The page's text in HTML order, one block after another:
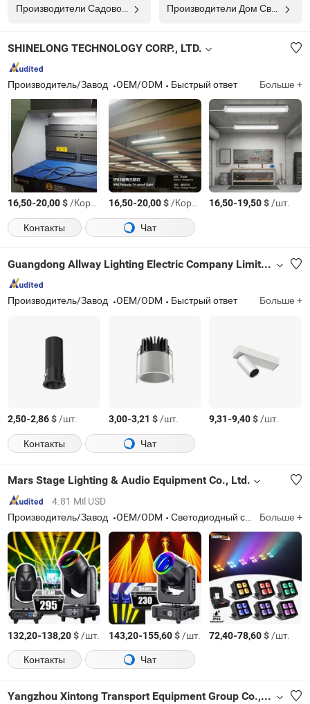
Производители Садовое Освещение Производители Дом Света
SHINELONG TECHNOLOGY CORP., LTD.
Производитель/Завод OEM/ODM Быстрый ответ Больше +
16,50-20,00$/Коробка 16,50-20,00$/Коробка 16,50-19,50$/шт.
Контакты
Чат
Guangdong Allway Lighting Electric Company Limited
Производитель/Завод OEM/ODM Быстрый ответ Больше +
2,50-2,86$/шт. 3,00-3,21 $/шт. 9,31-9,40$/шт.
Контакты
Чат
Mars Stage Lighting & Audio Equipment Co., Ltd.
4.81 Mil USD
Производитель/Завод
OEM/ODM Светодиодный свет, сценическое освещение, движущаяся голова, эффектный свет, сканер, сценический свет, светодиодный сценический свет, диско-свет, диджейский свет, свет Больше +
132,20-138,20$/шт. 143,20-155,60$/шт. 72,40-78,60$/шт.
Контакты
Чат
Yangzhou Xintong Transport Equipment Group Co., Ltd.